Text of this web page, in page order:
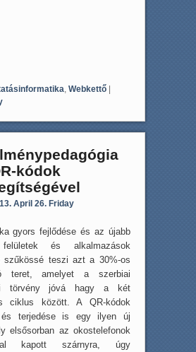
Webkettő |
kódok
April 26. Friday
gyors fejlődése és az újabb
és alkalmazások
szűkössé teszi azt a 30%-os
teret, amelyet a szerbiai
törvény jóvá hagy a két
ciklus között. A QR-kódok
és terjedése is egy ilyen új
elsősorban az okostelefonok
kapott szárnyra, úgy